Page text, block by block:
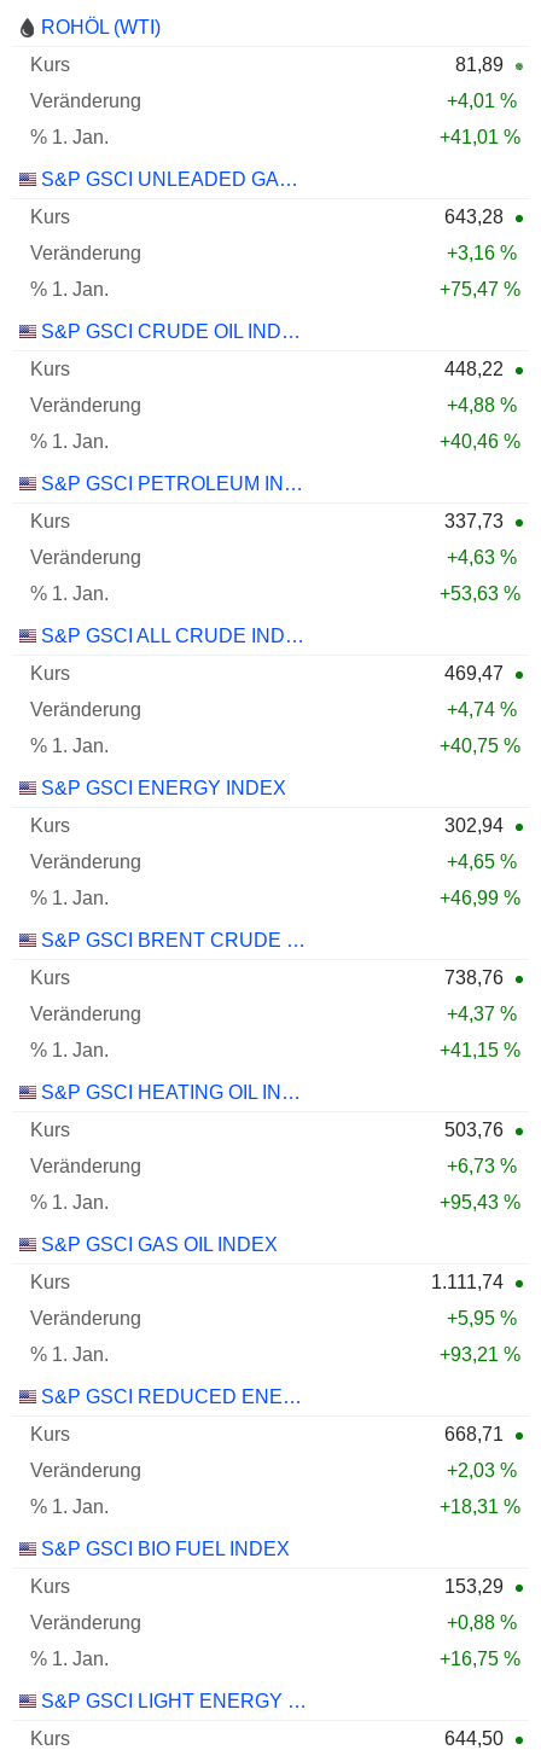
ROHÖL (WTI)
81,89
+4,01 %
+41,01 %
S&P GSCI UNLEADED GASOLINE INDEX
643,28
+3,16 %
+75,47 %
S&P GSCI CRUDE OIL INDEX
448,22
+4,88 %
+40,46 %
S&P GSCI PETROLEUM INDEX
337,73
+4,63 %
+53,63 %
S&P GSCI ALL CRUDE INDEX
469,47
+4,74 %
+40,75 %
S&P GSCI ENERGY INDEX
302,94
+4,65 %
+46,99 %
S&P GSCI BRENT CRUDE INDEX
738,76
+4,37 %
+41,15 %
S&P GSCI HEATING OIL INDEX
503,76
+6,73 %
+95,43 %
S&P GSCI GAS OIL INDEX
1.111,74
+5,95 %
+93,21 %
S&P GSCI REDUCED ENERGY INDEX (CPW2)
668,71
+2,03 %
+18,31 %
S&P GSCI BIO FUEL INDEX
153,29
+0,88 %
+16,75 %
S&P GSCI LIGHT ENERGY INDEX (CPW4)
644,50